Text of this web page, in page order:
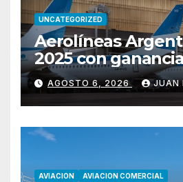
UNCATEGORIZED
Aerolíneas
2025 con
a pagar impuesto
ganancias
AGOSTO 6, 2026 JUAN
AVIACION AVIACION COMERCIAL